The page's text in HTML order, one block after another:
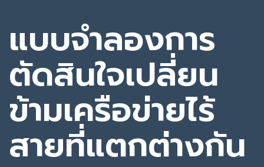
แบบจำลองการ
ตัดสินใจเปลี่ยน
ข้ามเครือข่ายไร้
สายที่แตกต่างกัน